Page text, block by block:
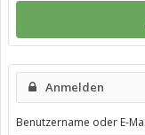
Anmelden
Benutzername oder E-